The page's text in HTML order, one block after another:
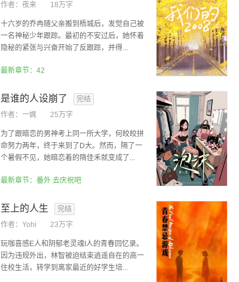
作者： 夜来 18万字
十六岁的乔冉随父亲搬到梧城后，发觉自己被
一名神秘少年跟踪。最初的不安过后，她怀着
隐秘的紧张与兴奋开始了反跟踪，并得...
最新章节：42
是谁的人设崩了
完结
作者： 一娓 25万字
为了跟暗恋的男神考上同一所大学，何皎皎拼
命努力两年，终于来到了D大。然而，隔了一
个暑假不见，她暗恋着的隋佳禾就变成了...
最新章节：番外 去庆祝吧
至上的人生
完结
作者： Yohi 23万字
玩咖喜感E人和阴郁老灵魂I人的青春回忆录。
因为违规外出，林智被迫结束逍遥自在的高一
住校生活，转学到离家最近的好学生培...